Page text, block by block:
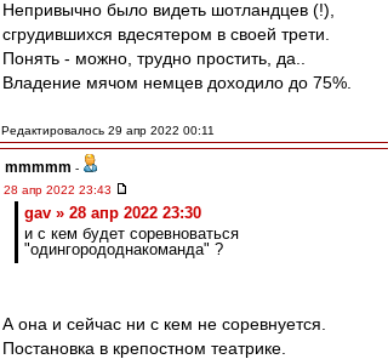
Непривычно было видеть шотландцев (!),
сгрудившихся вдесятером в своей трети.
Понять - можно, трудно простить, да..
Владение мячом немцев доходило до 75%.
Редактировалось 29 апр 2022 00:11
mmmmm -
28 апр 2022 23:43
gav » 28 апр 2022 23:30
и с кем будет соревноваться
"одингорододнакоманда" ?
А она и сейчас ни с кем не соревнуется.
Постановка в крепостном театрике.